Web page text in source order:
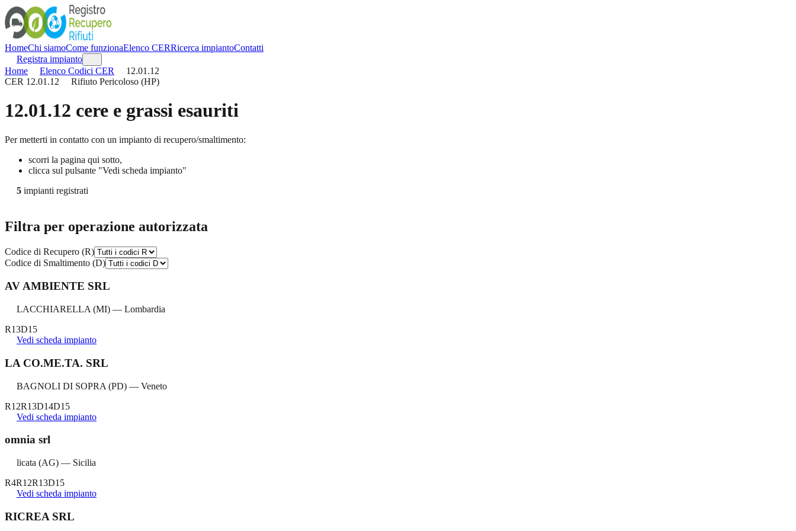
HomeChi siamoCome funzionaElenco CERRicerca impiantoContatti
Registra impianto
Home
Elenco Codici CER
12.01.12
CER 12.01.12 Rifiuto Pericoloso (HP)
12.01.12 cere e grassi esauriti
Per metterti in contatto con un impianto di recupero/smaltimento:
scorri la pagina qui sotto,
clicca sul pulsante "Vedi scheda impianto"
5 impianti registrati
Filtra per operazione autorizzata
Codice di Recupero (R)
Codice di Smaltimento (D)
AV AMBIENTE SRL
LACCHIARELLA (MI) — Lombardia
R13D15
Vedi scheda impianto
LA CO.ME.TA. SRL
BAGNOLI DI SOPRA (PD) — Veneto
R12R13D14D15
Vedi scheda impianto
omnia srl
licata (AG) — Sicilia
R4R12R13D15
Vedi scheda impianto
RICREA SRL